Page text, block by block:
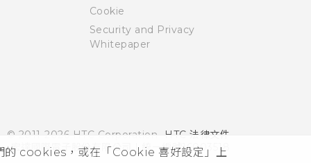
的 cookies，或在「Cookie 喜好設定」上
Cookie
Security and Privacy
Whitepaper
© 2011-2026 HTC Corporation
HTC 法律文件
宏達國際電子股份有限公司 | 統一編號16003518